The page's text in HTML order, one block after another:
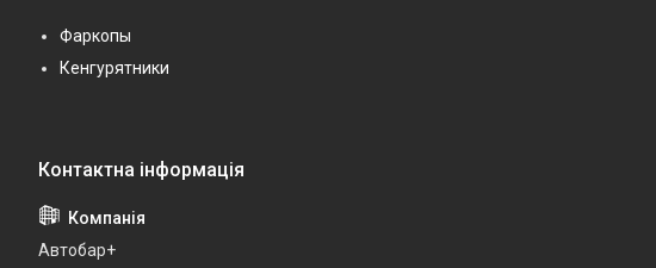
Фаркопы
Кенгурятники
Автобар+